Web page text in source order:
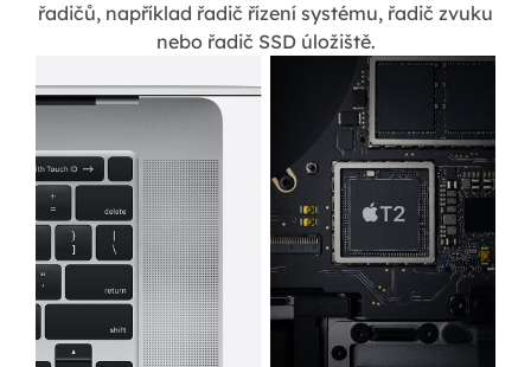
řadičů, například řadič řízení systému, řadič zvuku
nebo řadič SSD úložiště.